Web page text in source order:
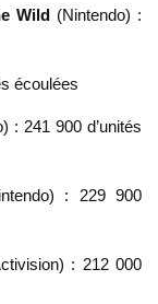
Wild(Nintendo) :
écoulées
: 241 900 d’unités
: 229 900
: 212 000